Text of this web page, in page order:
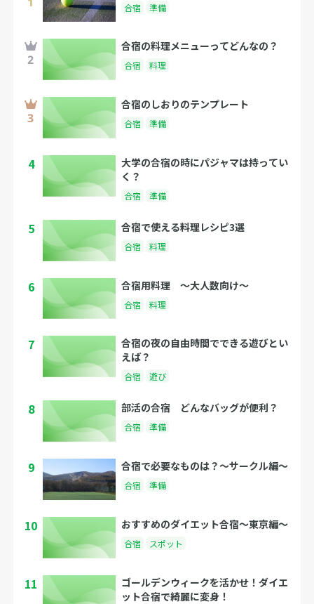
合宿 準備
合宿の料理メニューってどんなの？
合宿 料理
合宿のしおりのテンプレート
合宿 準備
4
大学の合宿の時にパジャマは持ってい
く？
合宿 準備
5 合宿で使える料理レシピ3選
合宿 料理
6 合宿用料理 〜大人数向け〜
合宿 料理
7
合宿の夜の自由時間でできる遊びとい
えば？
合宿 遊び
8 部活の合宿 どんなバッグが便利？
合宿 準備
9 合宿で必要なものは？〜サークル編〜
合宿 準備
10 おすすめのダイエット合宿〜東京編〜
合宿 スポット
11
ゴールデンウィークを活かせ！ダイエ
ット合宿で綺麗に変身！